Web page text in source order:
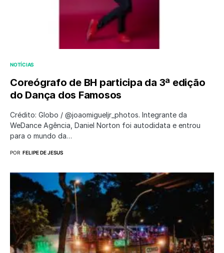
NOTÍCIAS
Coreógrafo de BH participa da 3ª edição
do Dança dos Famosos
Crédito: Globo / @joaomigueljr_photos. Integrante da
WeDance Agência, Daniel Norton foi autodidata e entrou
para o mundo da…
POR FELIPE DE JESUS